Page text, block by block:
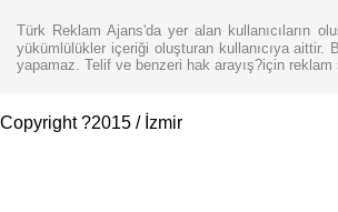
Türk Reklam Ajans'da yer alan kullanıcıların
yükümlülükler içeriği oluşturan kullanıcıya
yapamaz. Telif ve benzeri hak arayış?için
Copyright ?2015 / İzmir